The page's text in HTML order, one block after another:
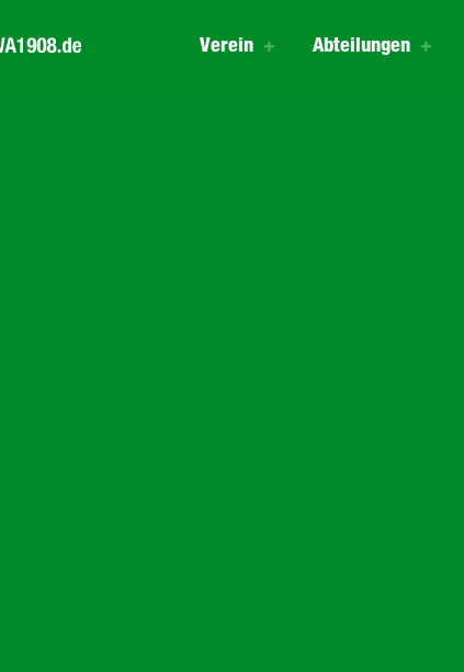
Verein Abteilungen